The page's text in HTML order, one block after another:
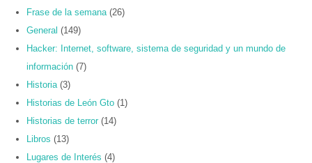
Frase de la semana (26)
General (149)
Hacker: Internet, software, sistema de seguridad y un mundo de
información (7)
Historia (3)
Historias de León Gto (1)
Historias de terror (14)
Libros (13)
Lugares de Interés (4)